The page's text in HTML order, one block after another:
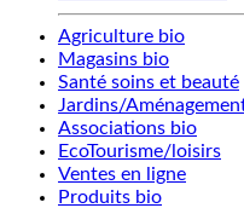
Agriculture bio
Magasins bio
Santé soins et beauté
Jardins/
Associations bio
EcoTourisme/loisirs
Ventes en ligne
Produits bio